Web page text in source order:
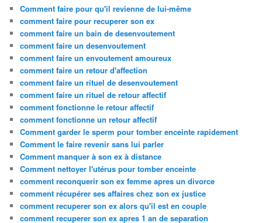
Comment faire pour qu'il revienne de lui-même
comment faire pour recuperer son ex
comment faire un bain de desenvoutement
comment faire un desenvoutement
comment faire un envoutement amoureux
comment faire un retour d'affection
comment faire un rituel de desenvoutement
comment faire un rituel de retour affectif
comment fonctionne le retour affectif
comment fonctionne un retour affectif
Comment garder le sperm pour tomber enceinte rapidement
Comment le faire revenir sans lui parler
Comment manquer à son ex à distance
Comment nettoyer l'utérus pour tomber enceinte
comment reconquerir son ex femme apres un divorce
comment récupérer ses affaires chez son ex justice
comment recuperer son ex alors qu'il est en couple
comment recuperer son ex apres 1 an de separation